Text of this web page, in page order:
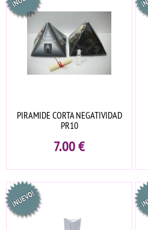
PIRAMIDE CORTA NEGATIVIDAD
PR10
7.00€